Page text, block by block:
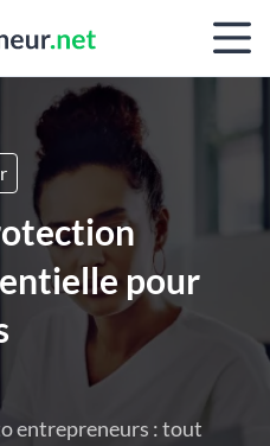
pour
entrepreneurs : tout